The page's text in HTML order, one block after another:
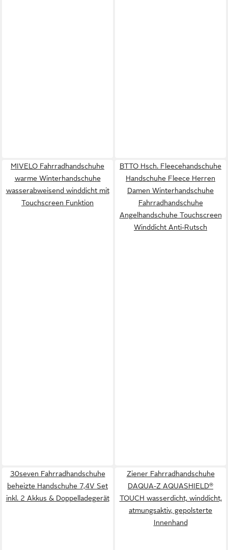
MIVELO Fahrradhandschuhe
warme Winterhandschuhe
wasserabweisend winddicht mit
Touchscreen Funktion
BTTO Hsch. Fleecehandschuhe
Handschuhe Fleece Herren
Damen Winterhandschuhe
Fahrradhandschuhe
Angelhandschuhe Touchscreen
Winddicht Anti-Rutsch
30seven Fahrradhandschuhe
beheizte Handschuhe 7,4V Set
inkl. 2 Akkus & Doppelladegerät
Ziener Fahrradhandschuhe
DAQUA-Z AQUASHIELD®
TOUCH wasserdicht, winddicht,
atmungsaktiv, gepolsterte
Innenhand